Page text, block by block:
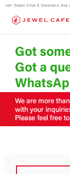
Jam Tangan Emas & Berjenama,